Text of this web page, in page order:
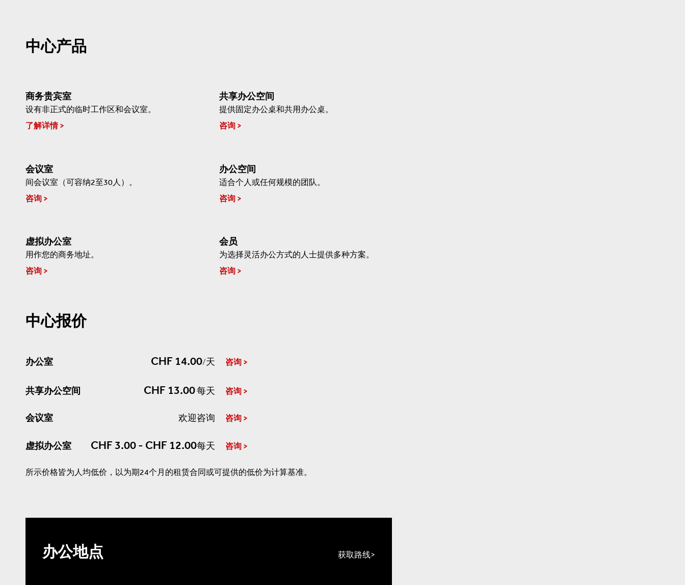
中心产品
商务贵宾室
设有非正式的临时工作区和会议室。
了解详情
共享办公空间
提供固定办公桌和共用办公桌。
咨询
会议室
间会议室（可容纳2至30人）。
咨询
办公空间
适合个人或任何规模的团队。
咨询
虚拟办公室
用作您的商务地址。
咨询
会员
为选择灵活办公方式的人士提供多种方案。
咨询
中心报价
办公室 CHF 14.00/天 咨询
共享办公空间 CHF 13.00每天 咨询
会议室 欢迎咨询 咨询
虚拟办公室 CHF 3.00 - CHF 12.00每天 咨询
所示价格皆为人均低价，以为期24个月的租赁合同或可提供的低价为计算基准。
办公地点 获取路线